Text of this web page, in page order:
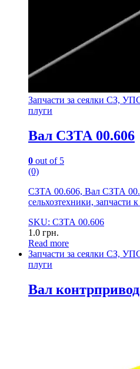
Запчасти за сеялки СЗ,
плуги
Вал СЗТА 00.606
0 out of 5
(0)
СЗТА 00.606, Вал СЗТА
сельхозтехники, запчасти
SKU: СЗТА 00.606
1.0 грн.
Read more
Запчасти за сеялки СЗ,
плуги
Вал